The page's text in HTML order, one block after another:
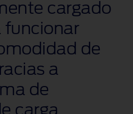
cargado
funcionar
de
a
de
carga